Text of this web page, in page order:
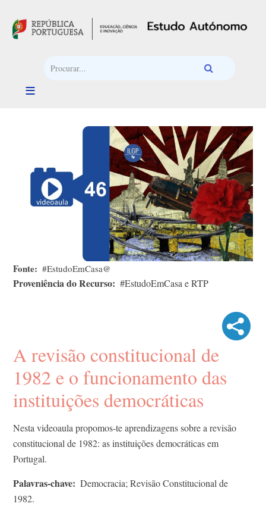
Fonte #EstudoEmCasa@
Proveniência do Recurso #EstudoEmCasa e RTP
A revisão constitucional de
1982 e o funcionamento das
instituições democráticas
Nesta videoaula propomos-te aprendizagens sobre a revisão
constitucional de 1982: as instituições democráticas em
Portugal.
Palavras-chave
Democracia; Revisão Constitucional de
1982.